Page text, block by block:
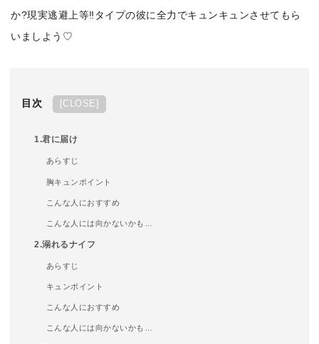
か?現実逃避上等‼︎ タイプの彼に全力でキュンキュンさせてもら
いましよう♡
目次 CLOSE
1.君に届け
あらすじ
胸キュンポイント
こんな人におすすめ
こんな人には向かないかも…
2.溺れるナイフ
あらすじ
キュンポイント
こんな人におすすめ
こんな人には向かないかも…